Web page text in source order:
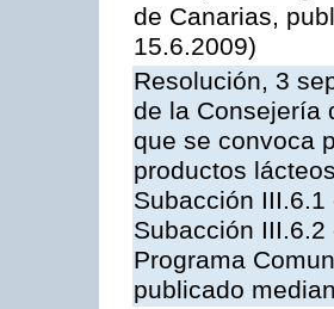
de Canarias,
15.6.2009)
Resolución, 3
de la Consejería
que se convoca
productos
Subacción
Subacción
Programa
publicado